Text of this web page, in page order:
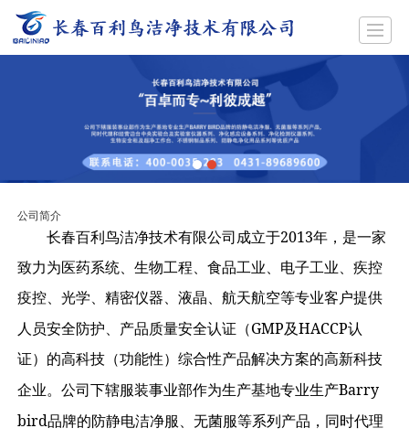
新闻动态 工程案例 招聘
公司简介
长春百利鸟洁净技术有限公司成立于2013年，是一家
致力为医药系统、生物工程、食品工业、电子工业、疾控
疫控、光学、精密仪器、液晶、航天航空等专业客户提供
人员安全防护、产品质量安全认证（GMP及HACCP认
证）的高科技（功能性）综合性产品解决方案的高新科技
企业。公司下辖服装事业部作为生产基地专业生产Barry
bird品牌的防静电洁净服、无菌服等系列产品，同时代理